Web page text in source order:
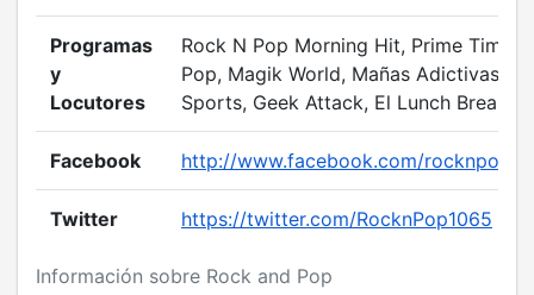
Información sobre Rock and Pop
Programas
y
Locutores
Rock N Pop Morning Hit, Prime Time
Pop, Magik World, Mañas Adictivas,
Sports, Geek Attack, El Lunch Break.
Facebook http://www.facebook.com/
Twitter https://twitter.com/RocknPop1065